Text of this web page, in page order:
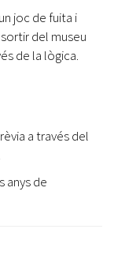
joc de fuita i
del museu
de la lògica.
a través del
anys de